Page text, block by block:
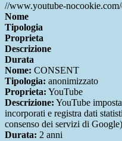
//www.youtube-
Nome
Tipologia
Proprieta
Descrizione
Durata
Nome: CONSENT
Tipologia: anonimizzato
Proprieta: YouTube
Descrizione: YouTube
incorporati e registra dati
consenso dei servizi di Google)
Durata: 2 anni